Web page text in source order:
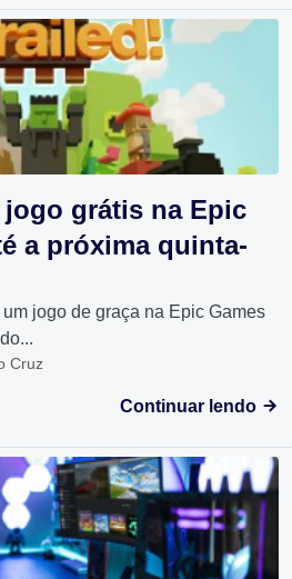
grátis na Epic
a próxima quinta-
jogo de graça na Epic Games
Cruz
Continuar lendo